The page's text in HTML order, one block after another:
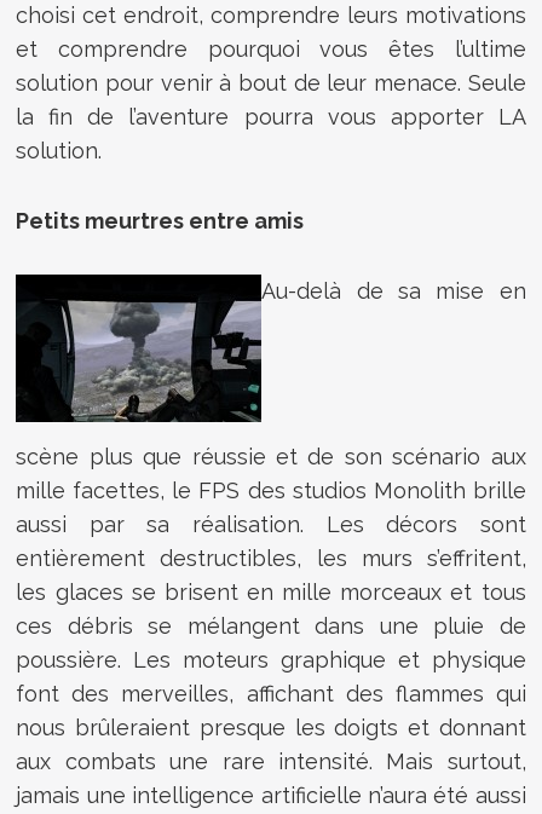
choisi cet endroit, comprendre leurs motivations
et comprendre pourquoi vous êtes l’ultime
solution pour venir à bout de leur menace. Seule
la fin de l’aventure pourra vous apporter LA
solution.
Petits meurtres entre amis
Au-delà de sa mise en
scène plus que réussie et de son scénario aux
mille facettes, le FPS des studios Monolith brille
aussi par sa réalisation. Les décors sont
entièrement destructibles, les murs s’effritent,
les glaces se brisent en mille morceaux et tous
ces débris se mélangent dans une pluie de
poussière. Les moteurs graphique et physique
font des merveilles, affichant des flammes qui
nous brûleraient presque les doigts et donnant
aux combats une rare intensité. Mais surtout,
jamais une intelligence artificielle n’aura été aussi